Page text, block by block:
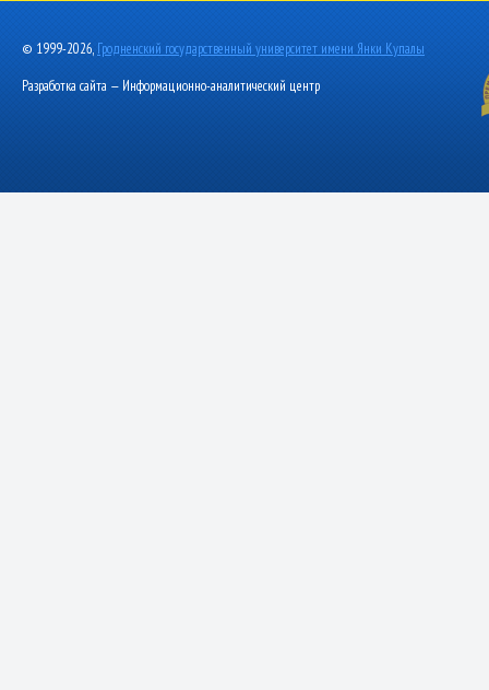
© 1999-2026, Гродненский государственный университет имени Янки Купалы
Разработка сайта — Информационно-аналитический центр